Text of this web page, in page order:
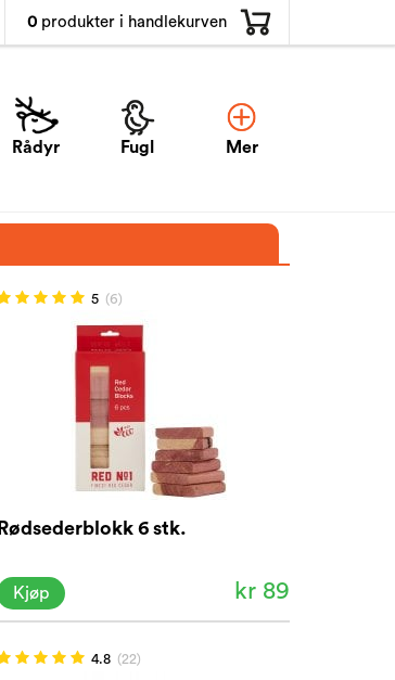
0 produkter i handlekurven
Rådyr Fugl Mer
5 (6)
Rødsederblokk 6 stk.
kr 89
Kjøp
4.8 (22)